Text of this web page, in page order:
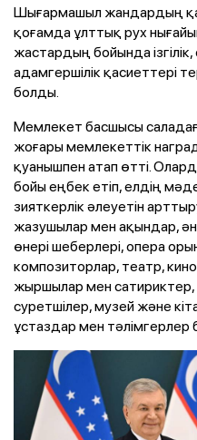
Шығармашыл жандардың
қоғамда ұлттық рух
жастардың бойында
адамгершілік қасиеттері
болды.
Мемлекет басшысы
жоғары мемлекеттік
қуанышпен атап өтті.
бойы еңбек етіп, елдің
зияткерлік әлеуетін
жазушылар мен ақындар,
өнері шеберлері, опера
композиторлар, театр,
жыршылар мен
суретшілер, музей және
ұстаздар мен тәлімгерлер